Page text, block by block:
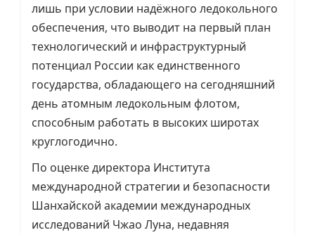
лишь при условии надёжного ледокольного
обеспечения, что выводит на первый план
технологический и инфраструктурный
потенциал России как единственного
государства, обладающего на сегодняшний
день атомным ледокольным флотом,
способным работать в высоких широтах
круглогодично.
По оценке директора Института
международной стратегии и безопасности
Шанхайской академии международных
исследований Чжао Луна, недавняя